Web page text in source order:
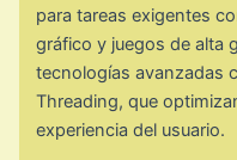
para tareas exigentes
gráfico y juegos de alta
tecnologías avanzadas
Threading, que
experiencia del usuario.